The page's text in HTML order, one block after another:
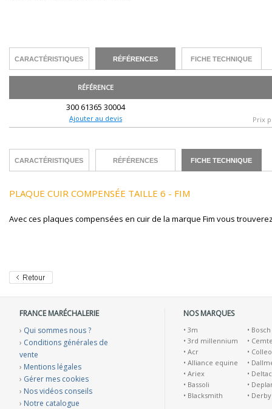
CARACTÉRISTIQUES RÉFÉRENCES FICHE TECHNIQUE
RÉFÉRENCE
300 61365 30004
Ajouter au devis Prix
CARACTÉRISTIQUES RÉFÉRENCES FICHE TECHNIQUE
PLAQUE CUIR COMPENSÉE TAILLE 6 - FIM
Avec ces plaques compensées en cuir de la marque Fim vous
FRANCE MARÉCHALERIE
› Qui sommes nous ?
› Conditions générales de
vente
› Mentions légales
› Gérer mes cookies
› Nos vidéos conseils
› Notre catalogue
NOS MARQUES
• 3m
• 3rd millennium
• Acr
• Alliance equine
• Ariex
• Bassoli
• Blacksmith
• Bosch
•
•
•
•
•
• Derby